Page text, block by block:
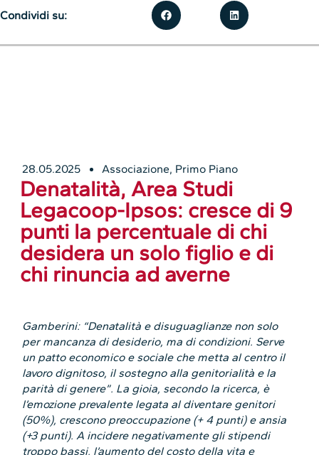
28.05.2025 Associazione, Primo Piano
Denatalità, Area Studi
Legacoop-Ipsos: cresce di 9
punti la percentuale di chi
desidera un solo figlio e di
chi rinuncia ad averne
Gamberini: “Denatalità e disuguaglianze non solo
per mancanza di desiderio, ma di condizioni. Serve
un patto economico e sociale che metta al centro il
lavoro dignitoso, il sostegno alla genitorialità e la
parità di genere”. La gioia, secondo la ricerca, è
l’emozione prevalente legata al diventare genitori
(50%), crescono preoccupazione (+ 4 punti) e ansia
(+3 punti). A incidere negativamente gli stipendi
troppo bassi, l’aumento del costo della vita e
Condividi su: